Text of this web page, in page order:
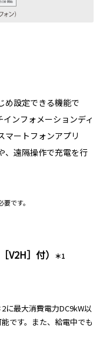
め設定できる機能で
ンフォメーションディ
マートフォンアプリ
、遠隔操作で充電を行
です。
V2H］付） ＊1
に最大消費電力DC9kW以
です。また、給電中でも